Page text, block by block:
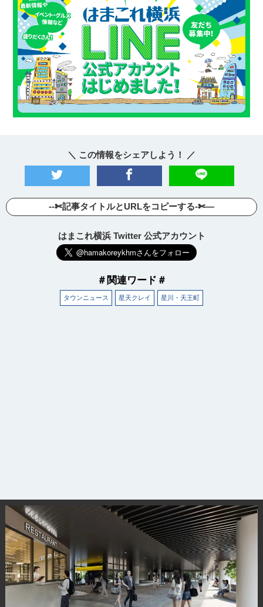
＼ この情報をシェアしよう！ ／
--✄記事タイトルとURLをコピーする-✄—
はまこれ横浜 Twitter 公式アカウント
＃関連ワード＃
タウンニュース 星天クレイ 星川・天王町